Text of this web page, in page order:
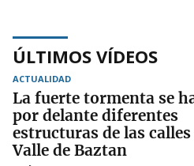
ÚLTIMOS VÍDEOS
ACTUALIDAD
La fuerte tormenta se
por delante diferentes
estructuras de las calles
Valle de Baztan